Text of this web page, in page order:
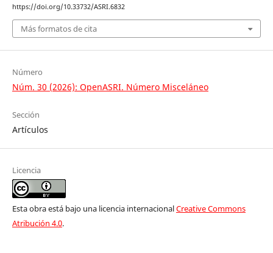
https://doi.org/10.33732/ASRI.6832
Más formatos de cita
Número
Núm. 30 (2026): OpenASRI. Número Misceláneo
Sección
Artículos
Licencia
Esta obra está bajo una licencia internacionalCreative Commons
Atribución 4.0.